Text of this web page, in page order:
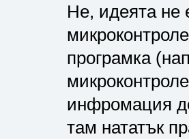
Не, идеята не
програмка
инфромация
там нататък